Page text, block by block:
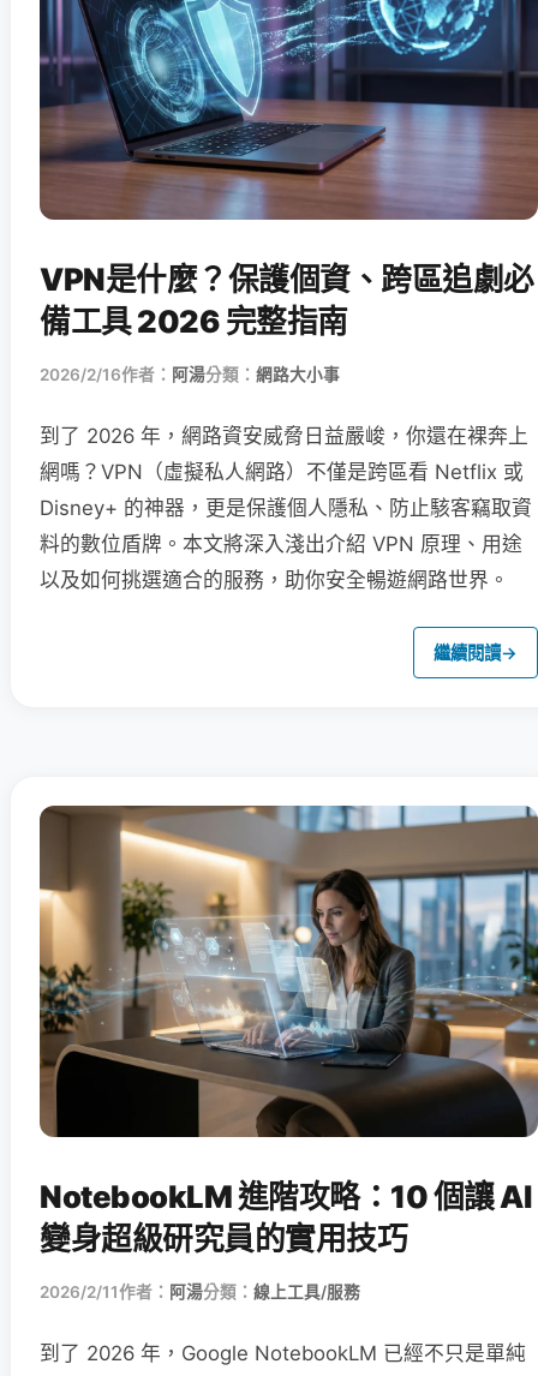
VPN是什麼？保護個資、跨區追劇必
備工具 2026 完整指南
2026/2/16作者： 阿湯分類： 網路大小事
到了 2026 年，網路資安威脅日益嚴峻，你還在裸奔上
網嗎？VPN（虛擬私人網路）不僅是跨區看 Netflix 或
Disney+ 的神器，更是保護個人隱私、防止駭客竊取資
料的數位盾牌。本文將深入淺出介紹 VPN 原理、用途
以及如何挑選適合的服務，助你安全暢遊網路世界。
繼續閱讀→
NotebookLM 進階攻略：10 個讓 AI
變身超級研究員的實用技巧
2026/2/11作者： 阿湯分類： 線上工具/服務
到了 2026 年，Google NotebookLM 已經不只是單純